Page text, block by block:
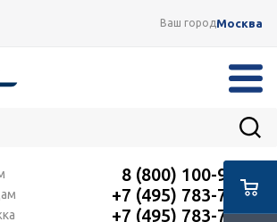
Ваш городМосква
8 (800) 100-91-12
+7 (495) 783-72-87
+7 (495) 783-72-87